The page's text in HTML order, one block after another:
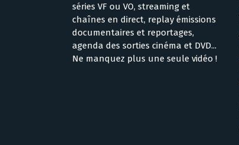
séries VF ou VO, streaming et
chaînes en direct, replay émissions
documentaires et reportages,
agenda des sorties cinéma et DVD...
Ne manquez plus une seule vidéo !